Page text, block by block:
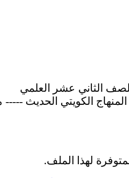
لهذا الملف.